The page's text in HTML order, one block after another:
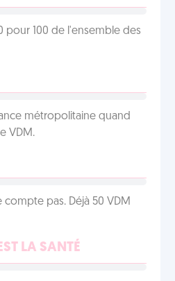
pour 100 de l'ensemble des
métropolitaine quand
VDM.
pas. Déjà 50 VDM
LA SANTÉ